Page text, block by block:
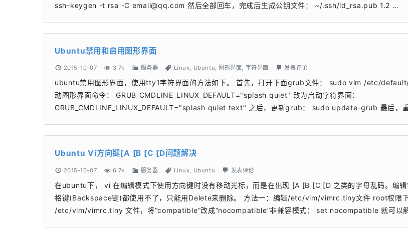
ssh-keygen -t rsa -C email@qq.com 然后全部回车，完成后生成公钥文件： ~/.ssh/id_rsa.pub 1.2 …
Ubuntu禁用和启用图形界面
2015-10-07 3.7k 服务器 Linux, Ubuntu, 图形界面, 字符界面 发表评论
ubuntu禁用图形界面，使用tty1字符界面的方法如下。 首先，打开下面grub文件： sudo vim /etc/
动图形界面命令： GRUB_CMDLINE_LINUX_DEFAULT="splash quiet" 改为启动字符界面：
GRUB_CMDLINE_LINUX_DEFAULT="splash quiet text" 之后，更新grub： sudo update-grub 最后，重
Ubuntu Vi方向键[A [B [C [D问题解决
2015-10-07 6.7k 服务器 Linux Ubuntu 发表评论
在ubuntu下， vi 在编辑模式下使用方向键时没有移动光标，而是在出现 [A [B [C [D 之类的字母乱码。编辑
格键(Backspace键)都使用不了，只能用Delete来删除。 方法一：编辑/etc/vim/vimrc.tiny文件 root权限
/etc/vim/vimrc.tiny 文件，将“compatible”改成“nocompatible”非兼容模式： set nocompatible 就可以